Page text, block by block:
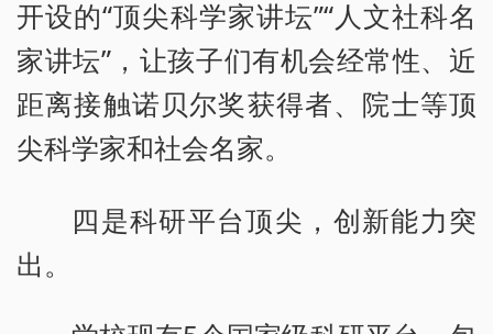
开设的“顶尖科学家讲坛”“人文社科名
家讲坛”，让孩子们有机会经常性、近
距离接触诺贝尔奖获得者、院士等顶
尖科学家和社会名家。
四是科研平台顶尖，创新能力突
出。